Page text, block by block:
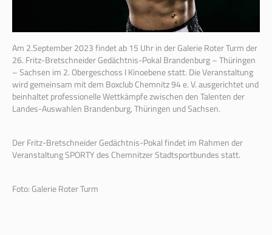
Am 2.September 2023 findet ab 15 Uhr in der Galerie Roter Turm der
26. Fritz-Bretschneider Gedächtnis-Pokal Brandenburg – Thüringen
– Sachsen im 2. Obergeschoss I Kinoebene statt. Die Veranstaltung
wird gemeinsam mit dem Boxclub Chemnitz 94 e. V. ausgerichtet und
beinhaltet professionelle Wettkämpfe zwischen den Talenten der
Landes-Auswahlen Brandenburg, Thüringen und Sachsen.
Der Fritz-Bretschneider Gedächtnis-Pokal findet im Rahmen der
Veranstaltung SPORTY des Chemnitzer Stadtsportbundes statt.
Foto: Galerie Roter Turm